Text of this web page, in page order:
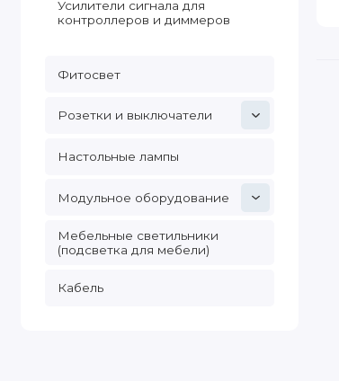
Усилители сигнала для
контроллеров и диммеров
Фитосвет
Розетки и выключатели
Настольные лампы
Модульное оборудование
Мебельные светильники
(подсветка для мебели)
Кабель